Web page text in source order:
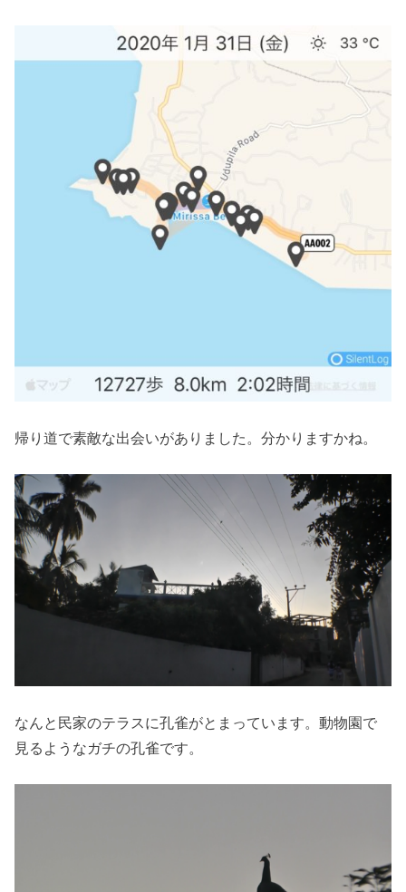
帰り道で素敵な出会いがありました。分かりますかね。
なんと民家のテラスに孔雀がとまっています。動物園で
見るようなガチの孔雀です。